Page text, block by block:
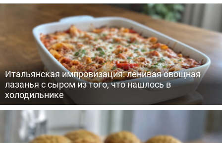
Итальянская импровизация: ленивая овощная
лазанья с сыром из того, что нашлось в
холодильнике